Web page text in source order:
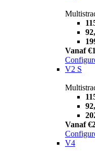
Vanaf
V2 S
Vanaf
V4